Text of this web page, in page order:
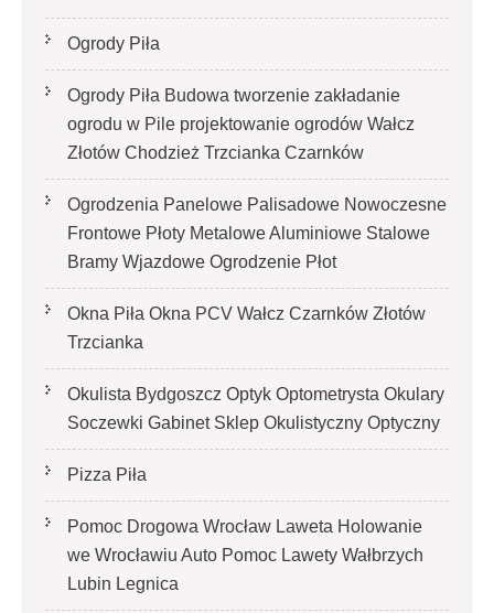
Ogrody Piła
Ogrody Piła Budowa tworzenie zakładanie
ogrodu w Pile projektowanie ogrodów Wałcz
Złotów Chodzież Trzcianka Czarnków
Ogrodzenia Panelowe Palisadowe Nowoczesne
Frontowe Płoty Metalowe Aluminiowe Stalowe
Bramy Wjazdowe Ogrodzenie Płot
Okna Piła Okna PCV Wałcz Czarnków Złotów
Trzcianka
Okulista Bydgoszcz Optyk Optometrysta Okulary
Soczewki Gabinet Sklep Okulistyczny Optyczny
Pizza Piła
Pomoc Drogowa Wrocław Laweta Holowanie
we Wrocławiu Auto Pomoc Lawety Wałbrzych
Lubin Legnica